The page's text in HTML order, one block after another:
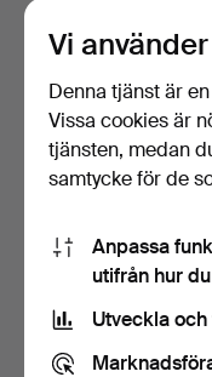
Dekor av nät i blått
fond, signerade
Palmqvist och
Palmqvist, höjd 9,5
Inga anmärkningar.
Följerätt
Nej
Vi
Denna tjänst är
Vissa cookies är
tjänsten, medan
samtycke för de
Anpassa
utifrån hur
Utveckla